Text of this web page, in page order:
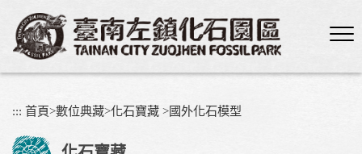
內
::: 首頁>數位典藏>化石寶藏 >國外化石模型